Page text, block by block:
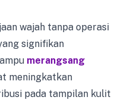
wajah tanpa operasi
signifikan
merangsang
meningkatkan
pada tampilan kulit